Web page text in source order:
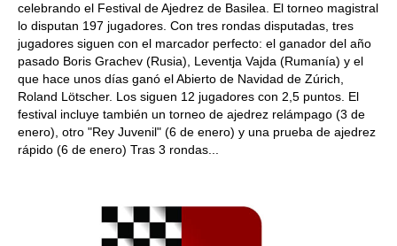
celebrando el Festival de Ajedrez de Basilea. El torneo magistral
lo disputan 197 jugadores. Con tres rondas disputadas, tres
jugadores siguen con el marcador perfecto: el ganador del año
pasado Boris Grachev (Rusia), Leventja Vajda (Rumanía) y el
que hace unos días ganó el Abierto de Navidad de Zúrich,
Roland Lötscher. Los siguen 12 jugadores con 2,5 puntos. El
festival incluye también un torneo de ajedrez relámpago (3 de
enero), otro "Rey Juvenil" (6 de enero) y una prueba de ajedrez
rápido (6 de enero) Tras 3 rondas...